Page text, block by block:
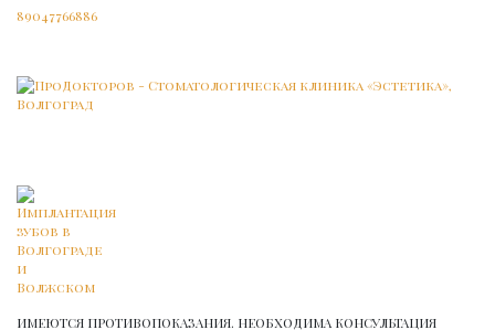
89047766886
ИМЕЮТСЯ ПРОТИВОПОКАЗАНИЯ. НЕОБХОДИМА КОНСУЛЬТАЦИЯ